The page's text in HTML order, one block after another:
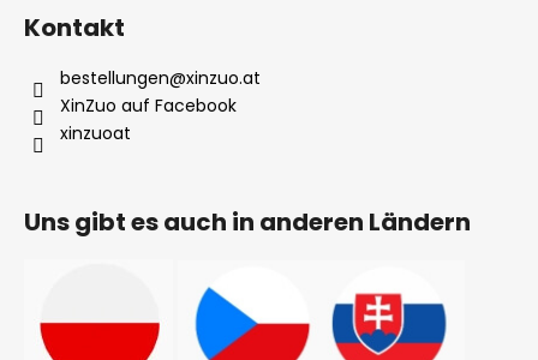
Kontakt
bestellungen@xinzuo.at
XinZuo auf Facebook
xinzuoat
Uns gibt es auch in anderen Ländern